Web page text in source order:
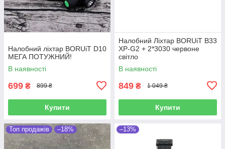
Налобний ліхтар BORUiT D10
МЕГА ПОТУЖНИЙ!
В наявності
699 ₴ 899 ₴
Купити
Налобний Ліхтар BORUiT B33
XP-G2 + 2*3030 червоне
світло
В наявності
849 ₴ 1 049 ₴
Купити
Топ продажів –18% –13%